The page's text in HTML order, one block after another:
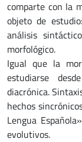
comparte con la
objeto de
análisis
morfológico.
Igual que la
estudiarse
diacrónica.
hechos
Lengua
evolutivos.